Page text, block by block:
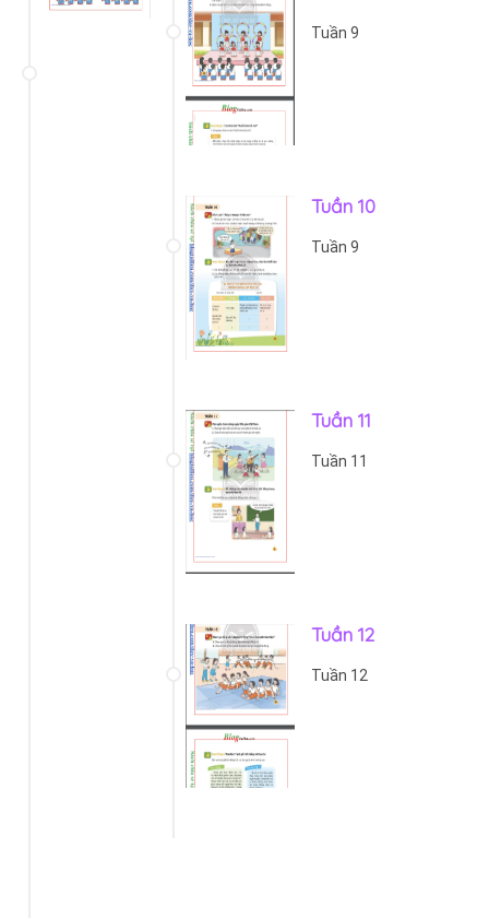
Tuần 9
Tuần 10
Tuần 9
Tuần 11
Tuần 11
Tuần 12
Tuần 12